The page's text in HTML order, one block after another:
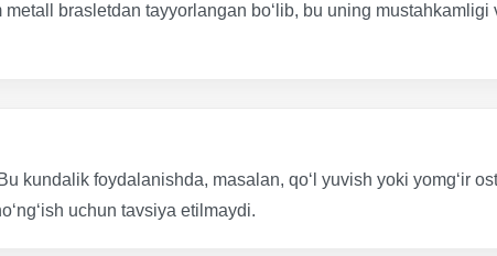
brasletdan tayyorlangan bo‘lib, bu uning
kundalik foydalanishda, masalan, qo‘l yuvish yoki yomg‘ir
uchun tavsiya etilmaydi.